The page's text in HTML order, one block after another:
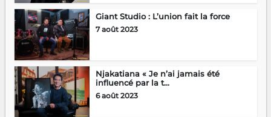
Giant Studio : L’union fait la force
7 août 2023
Njakatiana « Je n’ai jamais été
influencé par la t...
6 août 2023